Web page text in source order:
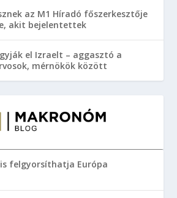
az M1 Híradó főszerkesztője
akit bejelentettek
el Izraelt – aggasztó a
mérnökök között
felgyorsíthatja Európa